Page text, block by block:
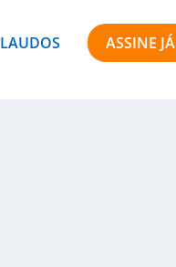
LAUDOS ASSINE JÁ